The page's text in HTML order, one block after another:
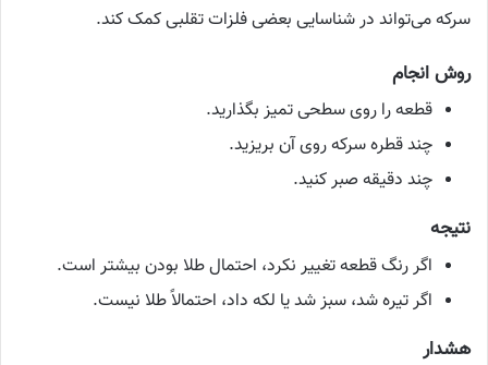
سرکه می‌تواند در شناسایی بعضی فلزات تقلبی کمک کند.
روش انجام
قطعه را روی سطحی تمیز بگذارید.
چند قطره سرکه روی آن بریزید.
چند دقیقه صبر کنید.
نتیجه
اگر رنگ قطعه تغییر نکرد، احتمال طلا بودن بیشتر است.
اگر تیره شد، سبز شد یا لکه داد، احتمالاً طلا نیست.
هشدار